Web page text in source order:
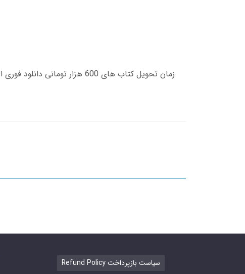
Refund Policy سیاست بازپرداخت